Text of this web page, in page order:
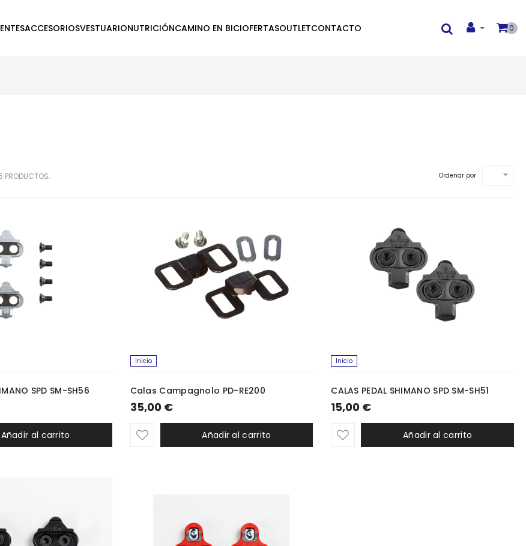
ACCESORIOSVESTUARIONUTRICIÓNCAMINO EN BICIOFERTASOUTLETCONTACTO 0
PRODUCTOS. Ordenar por 
SPD SM-SH56
Añadir al carrito
Inicio
Calas Campagnolo PD-RE200
35,00 €
Añadir al carrito
Inicio
CALAS PEDAL SHIMANO SPD SM-SH51
15,00 €
Añadir al carrito